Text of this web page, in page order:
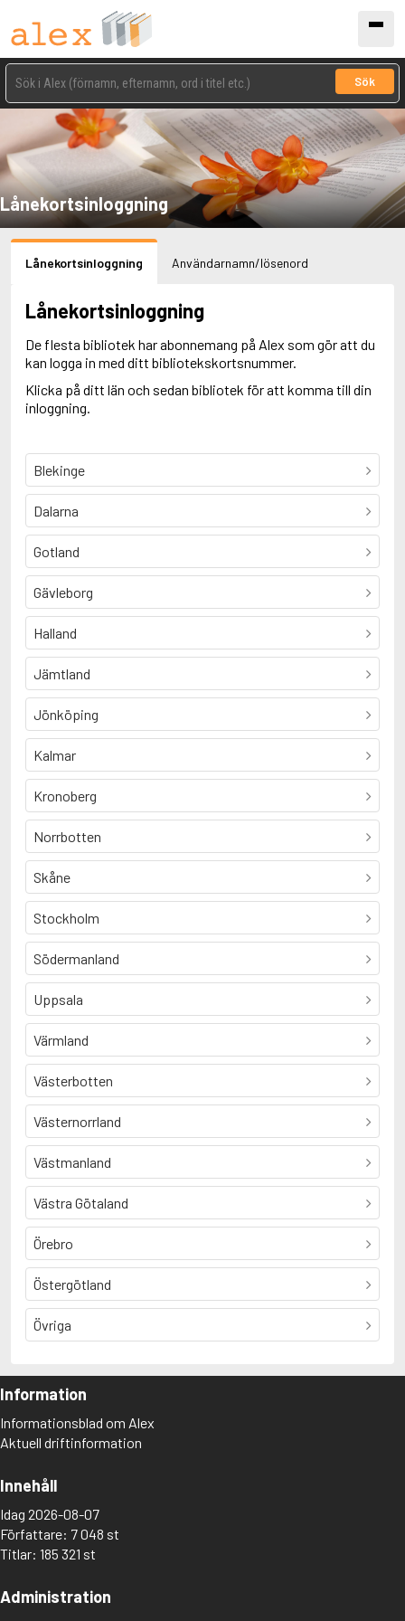
Sök
Lånekortsinloggning
Lånekortsinloggning Användarnamn/lösenord
Lånekortsinloggning
De flesta bibliotek har abonnemang på Alex som gör att du
kan logga in med ditt bibliotekskortsnummer.
Klicka på ditt län och sedan bibliotek för att komma till din
inloggning.
Blekinge
Dalarna
Gotland
Gävleborg
Halland
Jämtland
Jönköping
Kalmar
Kronoberg
Norrbotten
Skåne
Stockholm
Södermanland
Uppsala
Värmland
Västerbotten
Västernorrland
Västmanland
Västra Götaland
Örebro
Östergötland
Övriga
Information
Informationsblad om Alex
Aktuell driftinformation
Innehåll
Idag 2026-08-07
Författare: 7 048 st
Titlar: 185 321 st
Administration